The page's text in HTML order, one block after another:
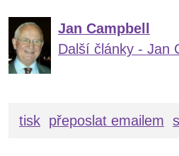
Jan Campbell
Další články - Jan
tisk přeposlat emailem